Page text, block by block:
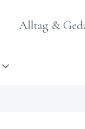
Alltag &